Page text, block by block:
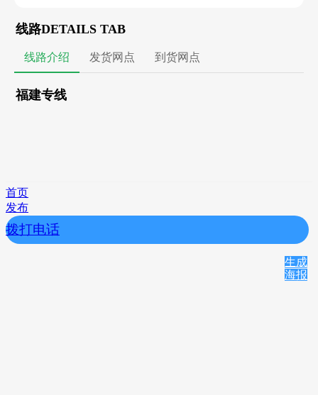
线路DETAILS TAB
线路介绍 发货网点 到货网点
福建专线
首页
发布
拨打电话
生成
海报